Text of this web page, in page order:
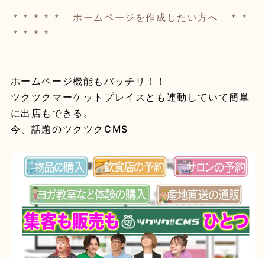
＊＊＊＊＊ ホームページを作成したい方へ ＊＊
＊＊＊＊
ホームページ機能もバッチリ！！
ツクツクマーケットプレイスとも連動していて簡単
に出店もできる。
今、話題のツクツクCMS